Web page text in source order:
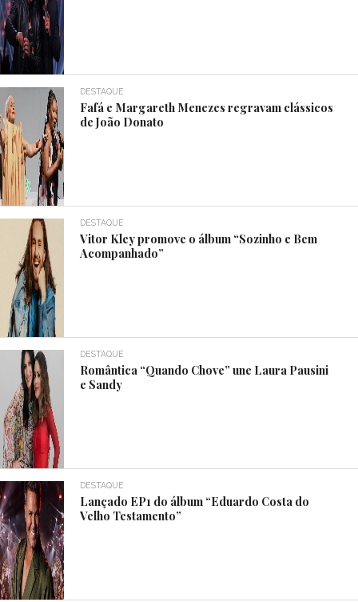
DESTAQUE
Fafá e Margareth Menezes regravam clássicos
de João Donato
DESTAQUE
Vitor Kley promove o álbum “Sozinho e Bem
Acompanhado”
DESTAQUE
Romântica “Quando Chove” une Laura Pausini
e Sandy
DESTAQUE
Lançado EP1 do álbum “Eduardo Costa do
Velho Testamento”